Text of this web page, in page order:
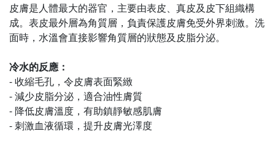
皮膚是人體最大的器官，主要由表皮、真皮及皮下組織構
成。表皮最外層為角質層，負責保護皮膚免受外界刺激。洗
面時，水溫會直接影響角質層的狀態及皮脂分泌。
冷水的反應：
- 收縮毛孔，令皮膚表面緊緻
- 減少皮脂分泌，適合油性膚質
- 降低皮膚溫度，有助鎮靜敏感肌膚
- 刺激血液循環，提升皮膚光澤度